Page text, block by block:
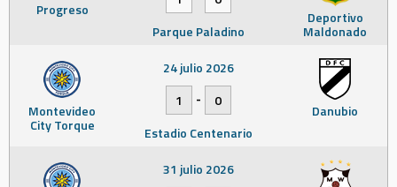
Progreso Deportivo
Maldonado
Parque Paladino
Montevideo
City Torque
Danubio
24 julio 2026
1
-
0
Estadio Centenario
31 julio 2026